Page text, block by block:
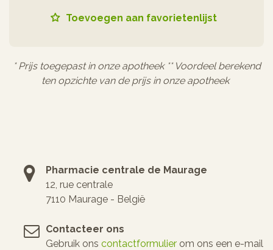
Toevoegen aan favorietenlijst
* Prijs toegepast in onze apotheek ** Voordeel berekend
ten opzichte van de prijs in onze apotheek
Pharmacie centrale de Maurage
12, rue centrale
7110 Maurage - België
Contacteer ons
Gebruik ons contactformulier om ons een e-mail